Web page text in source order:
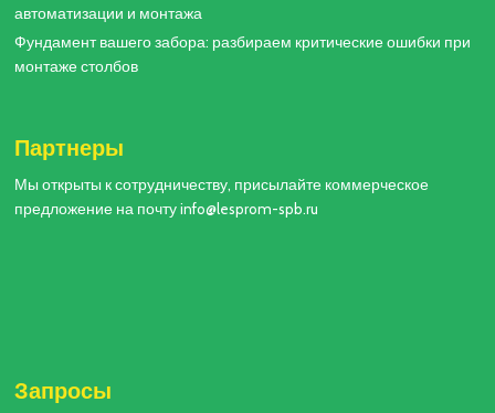
автоматизации и монтажа
Фундамент вашего забора: разбираем критические ошибки при
монтаже столбов
Партнеры
Мы открыты к сотрудничеству, присылайте коммерческое
предложение на почту info@lesprom-spb.ru
Запросы